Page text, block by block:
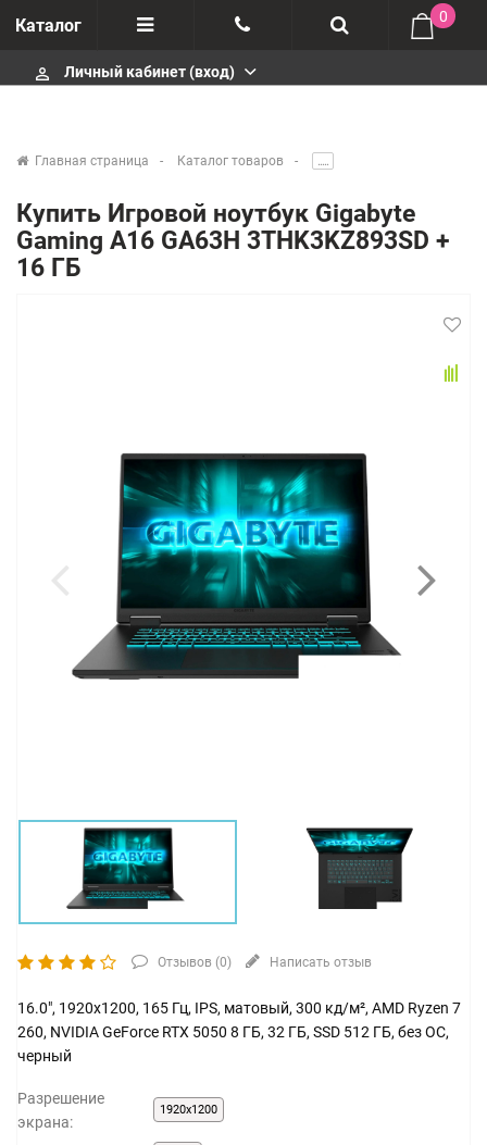
Каталог
Отзывы
Гарантия
+375447430404
infobelm.by@yandex.ru
0
perm_identity Личный кабинет (вход)
Главная страница Каталог товаров .....
Купить Игровой ноутбук Gigabyte
Gaming A16 GA63H 3THK3KZ893SD +
16 ГБ
Отзывов (0) Написать отзыв
16.0", 1920x1200, 165 Гц, IPS, матовый, 300 кд/м², AMD Ryzen 7
260, NVIDIA GeForce RTX 5050 8 ГБ, 32 ГБ, SSD 512 ГБ, без ОС,
черный
Разрешение
экрана:
1920x1200